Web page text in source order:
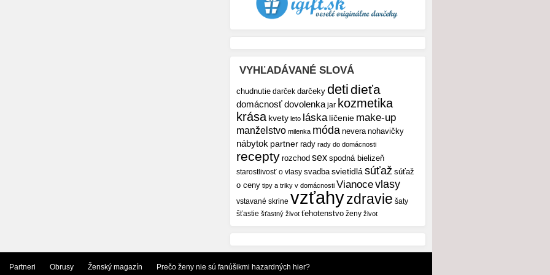
VYHĽADÁVANÉ SLOVÁ
chudnutie darček darčeky detidieťa
domácnosťdovolenka jar kozmetika
krása kvety leto láska líčenie make-up
manželstvo milenka móda nevera nohavičky
nábytok partner rady rady do domácnosti
recepty rozchod sex spodná bielizeň
starostlivosť o vlasy svadba svietidlá súťaž súťaž
o ceny tipy a triky v domácnosti Vianocevlasy
vstavané skrine vzťahyzdravie šaty
šťastie šťastný život ťehotenstvo ženy život
Partneri Obrusy Ženský magazín Prečo ženy nie sú fanúšikmi hazardných hier?